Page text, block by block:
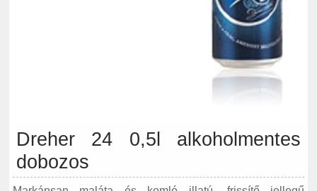
Dreher 24 0,5l alkoholmentes
dobozos